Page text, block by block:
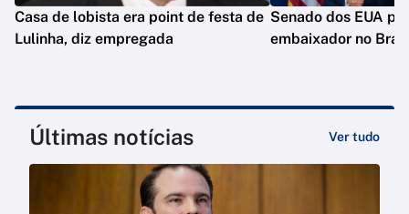
Casa de lobista era point de festa de
Lulinha, diz empregada
Senado dos EUA
embaixador no
Últimas notícias Ver tudo